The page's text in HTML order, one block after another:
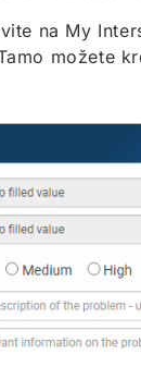
na My
možete